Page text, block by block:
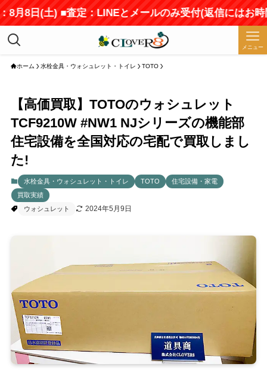
8日(土) ■査定：LINEとメールのみ受付(返信にはお時間
メニュー
ホーム 水栓金具・ウォシュレット・トイレ TOTO
【高価買取】TOTOのウォシュレット
TCF9210W #NW1 NJシリーズの機能部
住宅設備を全国対応の宅配で買取しまし
た!
水栓金具・ウォシュレット・トイレ TOTO
住宅設備・家電
買取実績
ウォシュレット
2024年5月9日